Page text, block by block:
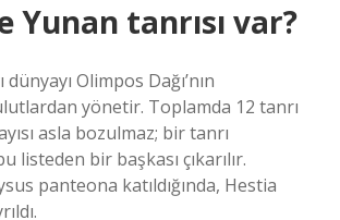
Yunan tanrısı var?
Olimpos Dağı’nın
yönetir. Toplamda 12 tanrı
asla bozulmaz; bir tanrı
listeden bir başkası çıkarılır.
panteona katıldığında, Hestia